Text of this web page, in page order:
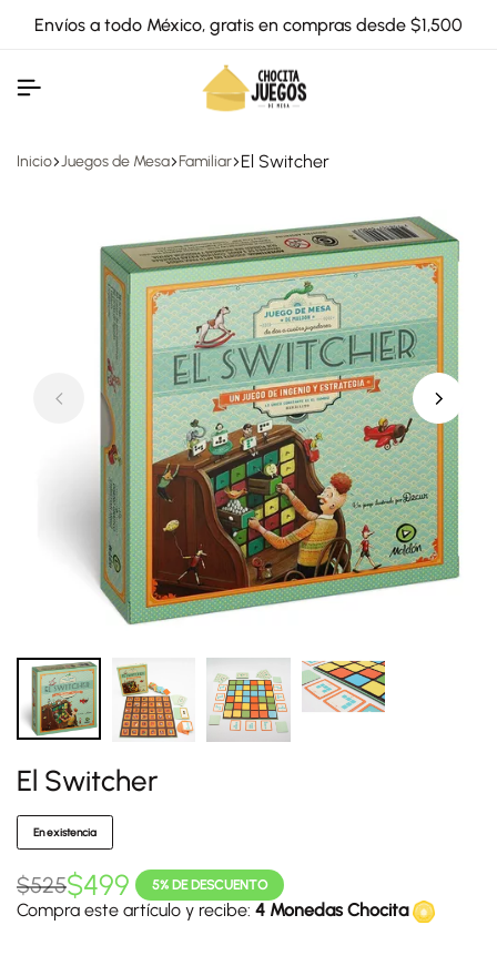
Envíos a todo México, gratis en compras desde $1,500
Inicio Juegos de Mesa Familiar El Switcher
El Switcher
En existencia
$525$499 5% DE DESCUENTO
Compra este artículo y recibe: 4 Monedas Chocita